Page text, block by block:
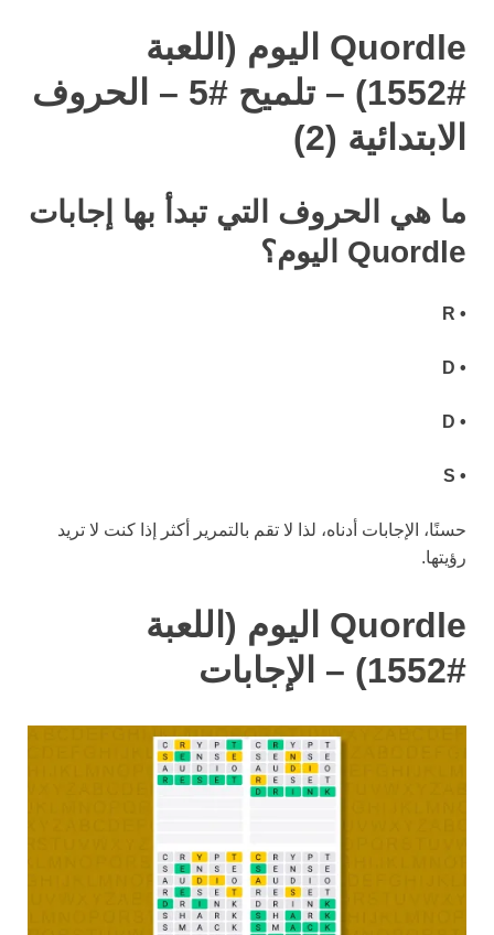
Quordle اليوم (اللعبة
#1552) – تلميح #5 – الحروف
الابتدائية (2)
ما هي الحروف التي تبدأ بها إجابات
Quordle اليوم؟
• R
• D
• D
• S
حسنًا، الإجابات أدناه، لذا لا تقم بالتمرير أكثر إذا كنت لا تريد
رؤيتها.
Quordle اليوم (اللعبة
#1552) – الإجابات